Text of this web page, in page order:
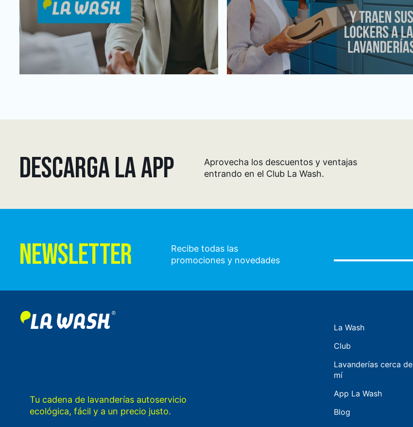
DESCARGA LA APP
Aprovecha los descuentos y ventajas
entrando en el Club La Wash.
NEWSLETTER
Recibe todas las
promociones y novedades
Tu cadena de lavanderías autoservicio
ecológica, fácil y a un precio justo.
La Wash
Club
Lavanderías cerca de
mí
App La Wash
Blog